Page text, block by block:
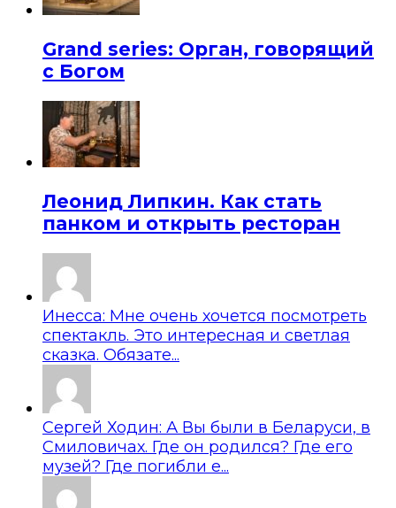
Grand series: Орган, говорящий
с Богом
Леонид Липкин. Как стать
панком и открыть ресторан
Инесса: Мне очень хочется посмотреть
спектакль. Это интересная и светлая
сказка. Обязате...
Сергей Ходин: А Вы были в Беларуси, в
Смиловичах. Где он родился? Где его
музей? Где погибли е...